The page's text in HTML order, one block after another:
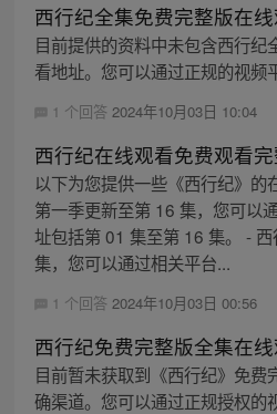
西行纪全集免费完整版在
目前提供的资料中未包含西行纪
看地址。您可以通过正规的视频
1 个回答 2024年10月03日 10:04
西行纪在线观看免费观看
以下为您提供一些《西行纪》的
第一季更新至第 16 集，您可以
址包括第 01 集至第 16 集。 -
集，您可以通过相关平台...
1 个回答 2024年10月03日 00:56
西行纪免费完整版全集在
目前暂未获取到《西行纪》免费
确渠道。您可以通过正规授权的